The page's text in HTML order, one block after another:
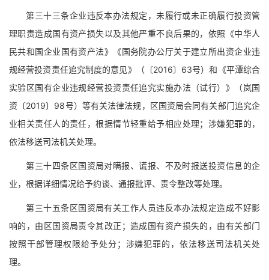
第三十三条企业违反本办法规定，未履行或未正确履行投资管
理职责造成国有资产损失以及其他严重不良后果的，依照《中华人
民共和国企业国有资产法》《国务院办公厅关于建立所出资企业违
规经营投资责任追究制度的意见》（〔2016〕63号）和《平潭综合
实验区国有企业违规经营投资责任追究实施办法（试行）》（岚国
资〔2019〕98号）等有关法律法规，区国资局会同有关部门追究企
业相关责任人的责任，根据情节轻重给予相应处理；涉嫌犯罪的，
依法移送司法机关处理。
第三十四条区国资局对瞒报、谎报、不及时报送投资信息的企
业，根据详细情况给予约谈、通报批评、责令整改等处理。
第三十五条区国资局有关工作人员违反本办法规定造成不好影
响的，由区国资局责令其改正；造成国有资产损失的，由有关部门
按照干部管理权限给予处分；涉嫌犯罪的，依法移送司法机关处
理。